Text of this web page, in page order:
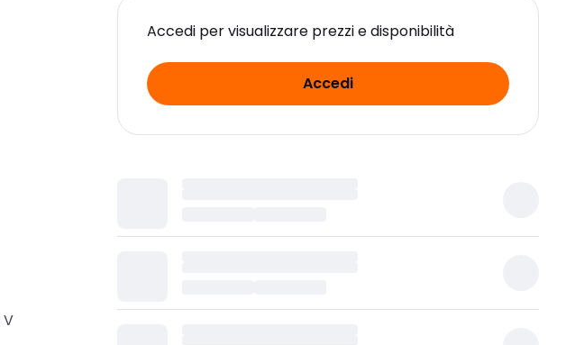
Accedi per visualizzare prezzi e disponibilità
Accedi
V